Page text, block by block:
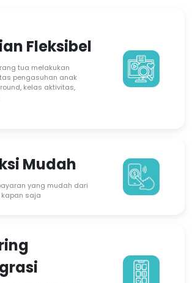
Fleksibel
tua melakukan
pengasuhan anak
kelas aktivitas,
Produktifitas dan
Efisiensi Kinerja
Mudah
yang mudah dari
saja
Branding Bagus
Reputasi dan kepercayaan uang baik dari
orang tua
Waktu